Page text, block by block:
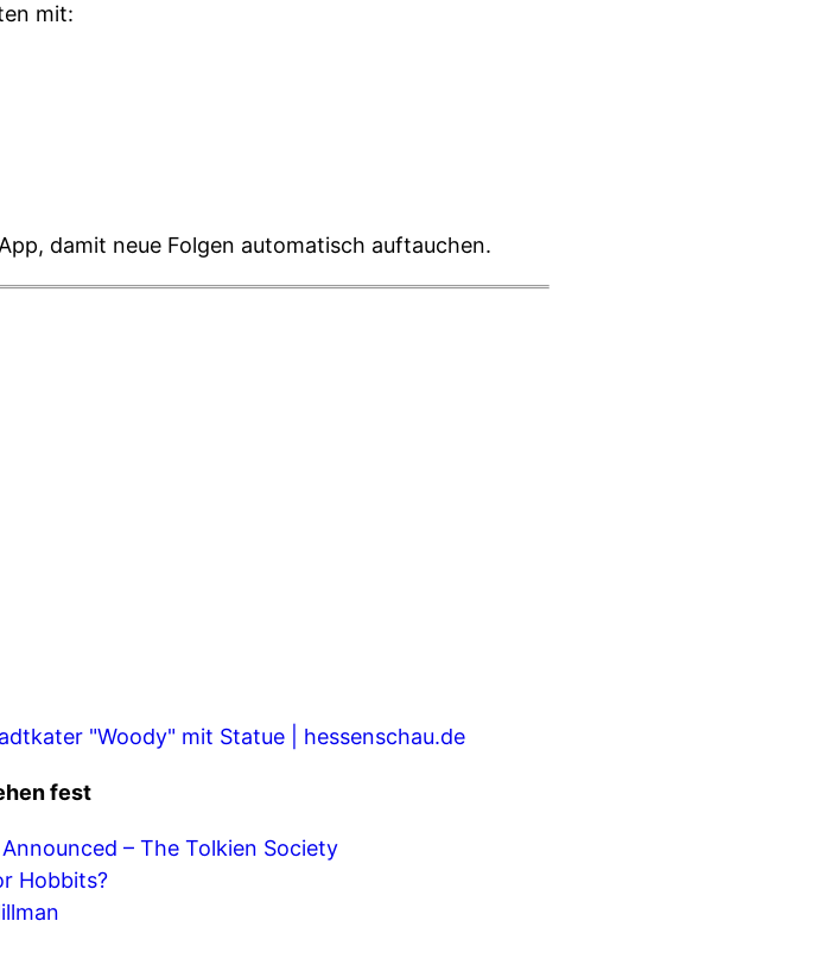
mit:
damit neue Folgen automatisch auftauchen.
"Woody" mit Statue | hessenschau.de
fest
– The Tolkien Society
Hobbits?